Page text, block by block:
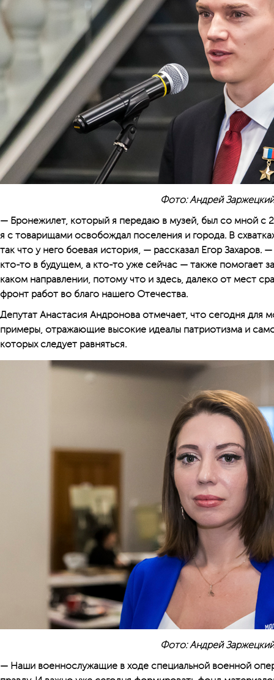
Фото: Андрей Заржецкий
— Бронежилет, который я передаю в музей, был со мной с
я с товарищами освобождал поселения и города. В
так что у него боевая история, — рассказал Егор
кто-то в будущем, а кто-то уже сейчас — также помогает
каком направлении, потому что и здесь, далеко от мест
фронт работ во благо нашего Отечества.
Депутат Анастасия Андронова отмечает, что сегодня для
примеры, отражающие высокие идеалы патриотизма и
которых следует равняться.
Фото: Андрей Заржецкий
— Наши военнослужащие в ходе специальной военной